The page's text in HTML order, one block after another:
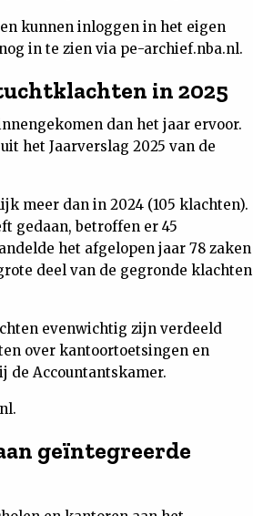
kunnen inloggen in het eigen
in te zien via pe-archief.nba.nl.
in 2025
dan het jaar ervoor.
het Jaarverslag 2025 van de
meer dan in 2024 (105 klachten).
gedaan, betroffen er 45
het afgelopen jaar 78 zaken
deel van de gegronde klachten
evenwichtig zijn verdeeld
over kantoortoetsingen en
de Accountantskamer.
geïntegreerde